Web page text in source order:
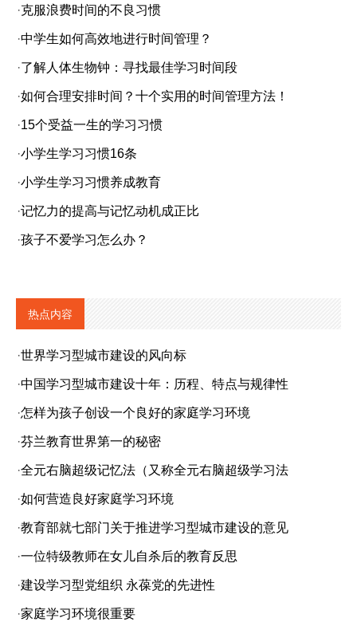
·克服浪费时间的不良习惯
·中学生如何高效地进行时间管理？
·了解人体生物钟：寻找最佳学习时间段
·如何合理安排时间？十个实用的时间管理方法！
·15个受益一生的学习习惯
·小学生学习习惯16条
·小学生学习习惯养成教育
·记忆力的提高与记忆动机成正比
·孩子不爱学习怎么办？
热点内容
·世界学习型城市建设的风向标
·中国学习型城市建设十年：历程、特点与规律性
·怎样为孩子创设一个良好的家庭学习环境
·芬兰教育世界第一的秘密
·全元右脑超级记忆法（又称全元右脑超级学习法
·如何营造良好家庭学习环境
·教育部就七部门关于推进学习型城市建设的意见
·一位特级教师在女儿自杀后的教育反思
·建设学习型党组织 永葆党的先进性
·家庭学习环境很重要